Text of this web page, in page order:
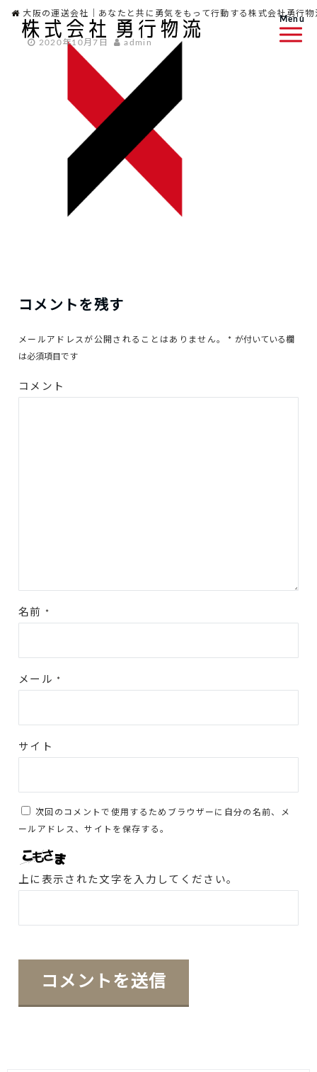
Menu
大阪の運送会社｜あなたと共に勇気をもって行動する株式会社勇行物
2020年10月7日 admin
コメントを残す
メールアドレスが公開されることはありません。 * が付いている欄
は必須項目です
コメント
名前 *
メール *
サイト
次回のコメントで使用するためブラウザーに自分の名前、メ
ールアドレス、サイトを保存する。
上に表示された文字を入力してください。